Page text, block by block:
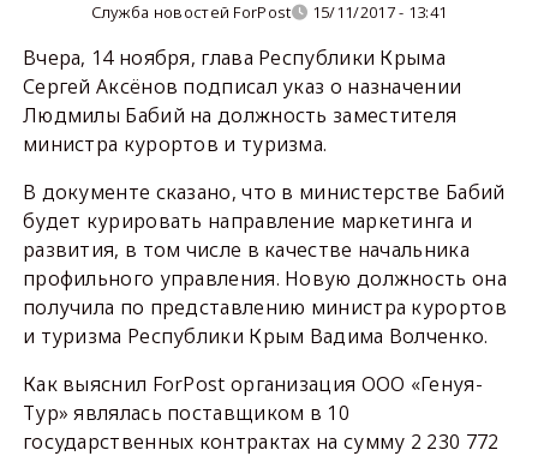
Служба новостей ForPost 15/11/2017 - 13:41
Вчера, 14 ноября, глава Республики Крыма
Сергей Аксёнов подписал указ о назначении
Людмилы Бабий на должность заместителя
министра курортов и туризма.
В документе сказано, что в министерстве Бабий
будет курировать направление маркетинга и
развития, в том числе в качестве начальника
профильного управления. Новую должность она
получила по представлению министра курортов
и туризма Республики Крым Вадима Волченко.
Как выяснил ForPost организация ООО «Генуя-
Тур» являлась поставщиком в 10
государственных контрактах на сумму 2 230 772